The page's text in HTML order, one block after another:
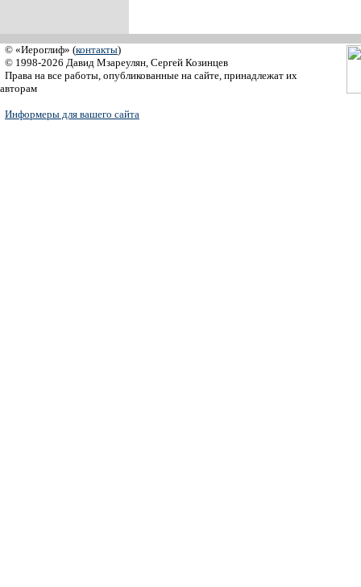
© «Иероглиф» (контакты)
© 1998-2026 Давид Мзареулян, Сергей Козинцев
Права на все работы, опубликованные на сайте, принадлежат их
авторам
Информеры для вашего сайта